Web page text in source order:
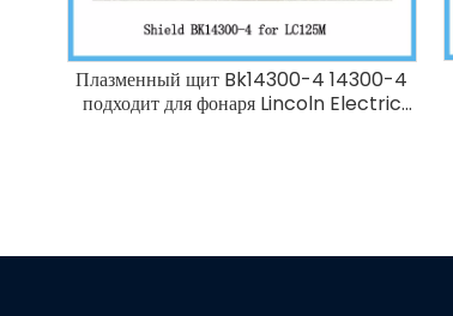
Плазменный щит Bk14300-4 14300-4
подходит для фонаря Lincoln Electric